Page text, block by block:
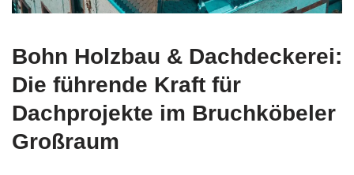
Bohn Holzbau & Dachdeckerei:
Die führende Kraft für
Dachprojekte im Bruchköbeler
Großraum